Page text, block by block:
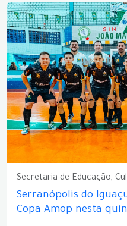
Secretaria de Educação,
Serranópolis do
Copa Amop nesta